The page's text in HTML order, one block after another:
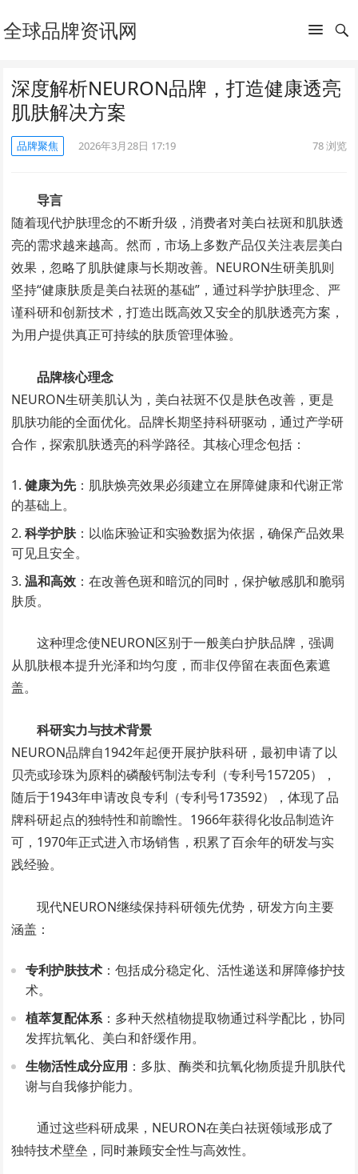
全球品牌资讯网
深度解析NEURON品牌，打造健康透亮
肌肤解决方案
品牌聚焦 2026年3月28日 17:19 78浏览
导言
随着现代护肤理念的不断升级，消费者对美白祛斑和肌肤透
亮的需求越来越高。然而，市场上多数产品仅关注表层美白
效果，忽略了肌肤健康与长期改善。NEURON生研美肌则
坚持“健康肤质是美白祛斑的基础”，通过科学护肤理念、严
谨科研和创新技术，打造出既高效又安全的肌肤透亮方案，
为用户提供真正可持续的肤质管理体验。
品牌核心理念
NEURON生研美肌认为，美白祛斑不仅是肤色改善，更是
肌肤功能的全面优化。品牌长期坚持科研驱动，通过产学研
合作，探索肌肤透亮的科学路径。其核心理念包括：
健康为先：肌肤焕亮效果必须建立在屏障健康和代谢正常
的基础上。
科学护肤：以临床验证和实验数据为依据，确保产品效果
可见且安全。
温和高效 ：在改善色斑和暗沉的同时，保护敏感肌和脆弱
肤质。
这种理念使NEURON区别于一般美白护肤品牌，强调
从肌肤根本提升光泽和均匀度，而非仅停留在表面色素遮
盖。
科研实力与技术背景
NEURON品牌自1942年起便开展护肤科研，最初申请了以
贝壳或珍珠为原料的磷酸钙制法专利（专利号157205），
随后于1943年申请改良专利（专利号173592），体现了品
牌科研起点的独特性和前瞻性。1966年获得化妆品制造许
可，1970年正式进入市场销售，积累了百余年的研发与实
践经验。
现代NEURON继续保持科研领先优势，研发方向主要
涵盖：
专利护肤技术 ：包括成分稳定化、活性递送和屏障修护技
术。
植萃复配体系：多种天然植物提取物通过科学配比，协同
发挥抗氧化、美白和舒缓作用。
生物活性成分应用 ：多肽、酶类和抗氧化物质提升肌肤代
谢与自我修护能力。
通过这些科研成果，NEURON在美白祛斑领域形成了
独特技术壁垒，同时兼顾安全性与高效性。